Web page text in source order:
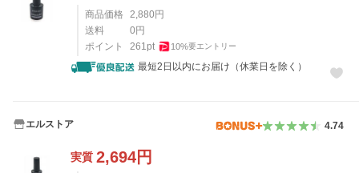
商品価格 2,880 円
送料
0 円
ポイント
261pt 10%要エントリー
最短2日以内にお届け（休業日を除く）
エルストア 4.74
実質 2,694円